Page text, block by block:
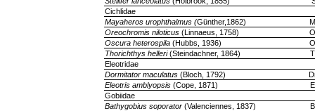
Cichlidae
Mayaheros urophthalmus (Günther,1862)
Oreochromis niloticus(Linnaeus, 1758)
Oscura heterospila(Hubbs, 1936)
Thorichthys helleri(Steindachner, 1864)
Eleotridae
Dormitator maculatus(Bloch, 1792)
Eleotris amblyopsis(Cope, 1871)
Gobiidae
Bathygobius soporator(Valenciennes, 1837)